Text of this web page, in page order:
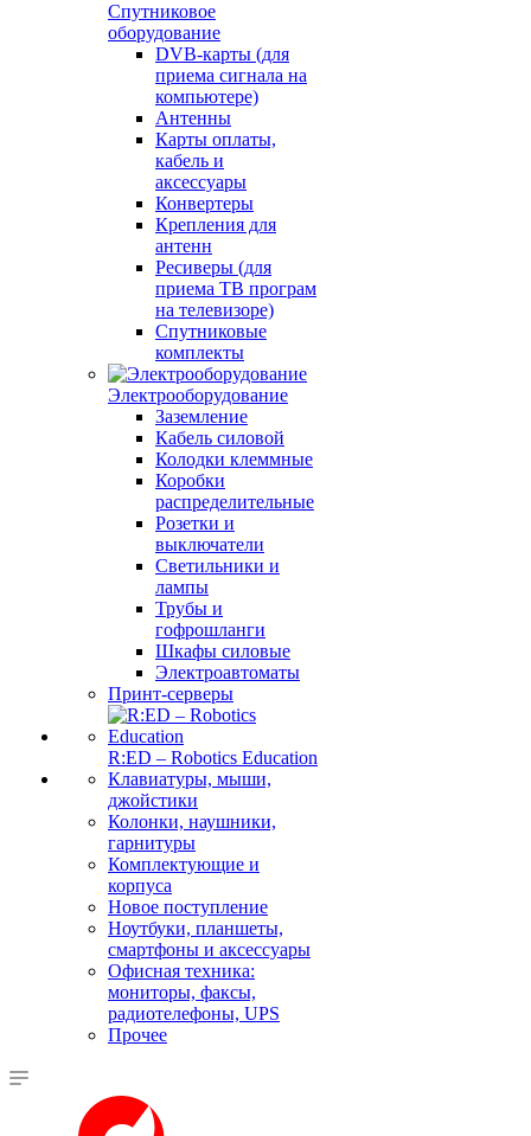
Спутниковое
оборудование
DVB-карты (для
приема сигнала на
компьютере)
Антенны
Карты оплаты,
кабель и
аксессуары
Конвертеры
Крепления для
антенн
Ресиверы (для
приема ТВ програм
на телевизоре)
Спутниковые
комплекты
Электрооборудование
Заземление
Кабель силовой
Колодки клеммные
Коробки
распределительные
Розетки и
выключатели
Светильники и
лампы
Трубы и
гофрошланги
Шкафы силовые
Электроавтоматы
Принт-серверы
R:ED – Robotics Education
Клавиатуры, мыши,
джойстики
Колонки, наушники,
гарнитуры
Комплектующие и
корпуса
Новое поступление
Ноутбуки, планшеты,
смартфоны и аксессуары
Офисная техника:
мониторы, факсы,
радиотелефоны, UPS
Прочее